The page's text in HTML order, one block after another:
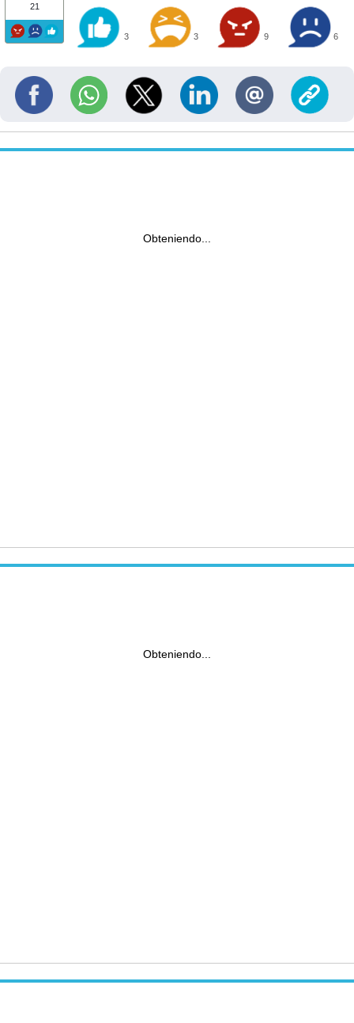
21
3 3 9 6
Obteniendo...
Obteniendo...